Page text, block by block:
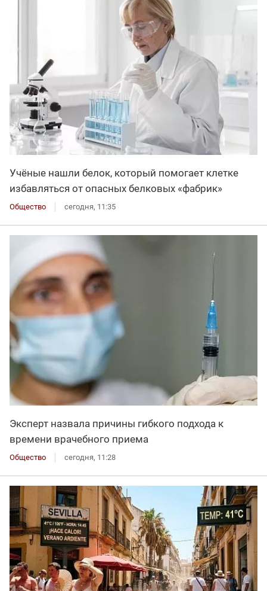
Учёные нашли белок, который помогает клетке
избавляться от опасных белковых «фабрик»
Общество сегодня, 11:35
Эксперт назвала причины гибкого подхода к
времени врачебного приема
Общество сегодня, 11:28